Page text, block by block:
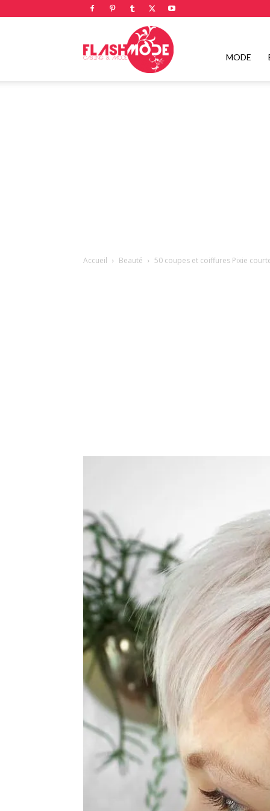
Flashmode
de
vie
Numéro
un
MODE
Accueil Beauté 50 coupes et coiffures Pixie